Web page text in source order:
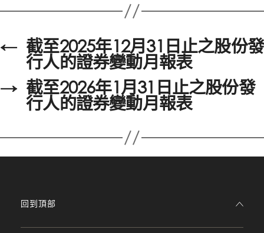
← 截至2025年12月31日止之股份發
行人的證券變動月報表
→ 截至2026年1月31日止之股份發
行人的證券變動月報表
回到頂部